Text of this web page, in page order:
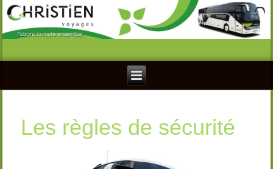
Les règles de sécurité